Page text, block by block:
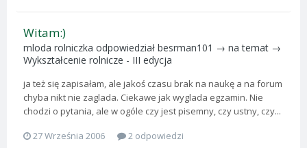
Witam:)
mloda rolniczka odpowiedział besrman101 → na temat →
Wykształcenie rolnicze - III edycja
ja też się zapisałam, ale jakoś czasu brak na naukę a na forum
chyba nikt nie zaglada. Ciekawe jak wyglada egzamin. Nie
chodzi o pytania, ale w ogóle czy jest pisemny, czy ustny, czy...
27 Września 2006
2 odpowiedzi